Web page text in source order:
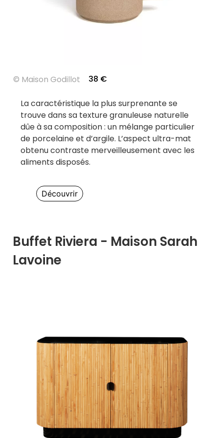
© Maison Godillot 38 €
La caractéristique la plus surprenante se
trouve dans sa texture granuleuse naturelle
dûe à sa composition : un mélange particulier
de porcelaine et d’argile. L’aspect ultra-mat
obtenu contraste merveilleusement avec les
aliments disposés.
Découvrir
Buffet Riviera - Maison Sarah
Lavoine